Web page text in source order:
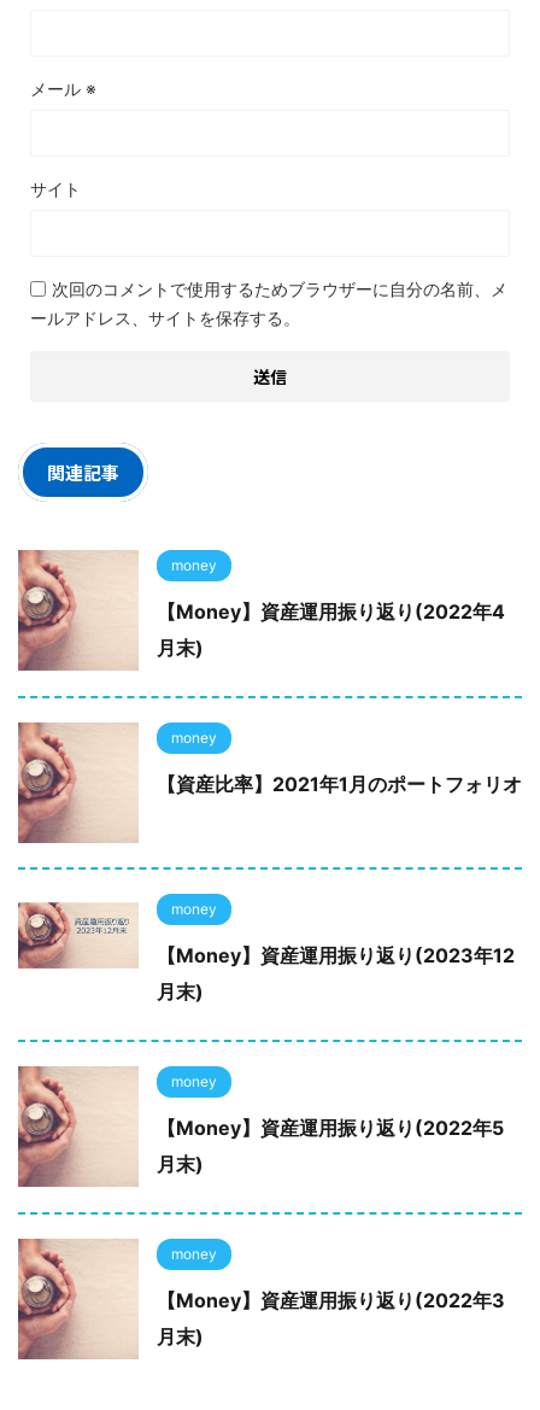
メール ※
サイト
次回のコメントで使用するためブラウザーに自分の名前、メ
ールアドレス、サイトを保存する。
関連記事
money
【Money】資産運用振り返り(2022年4
月末)
money
【資産比率】2021年1月のポートフォリオ
money
【Money】資産運用振り返り(2023年12
月末)
money
【Money】資産運用振り返り(2022年5
月末)
money
【Money】資産運用振り返り(2022年3
月末)